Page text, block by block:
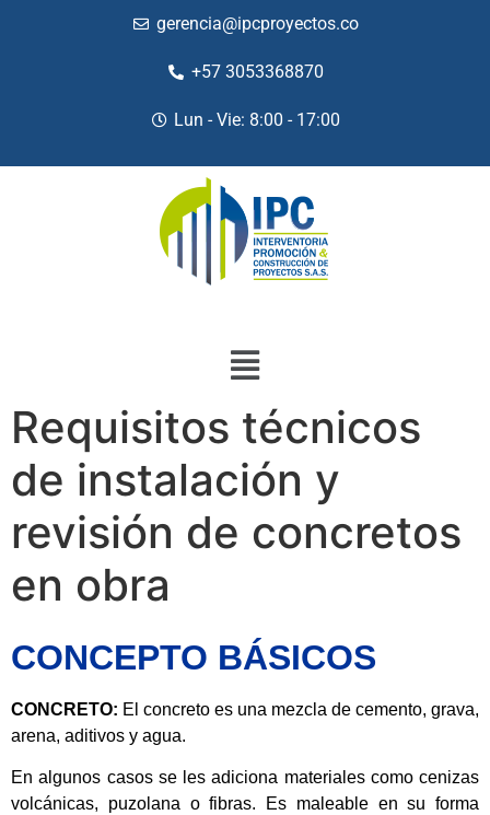
gerencia@ipcproyectos.co
+57 3053368870
Lun - Vie: 8:00 - 17:00
Requisitos técnicos
de instalación y
revisión de concretos
en obra
CONCEPTO BÁSICOS
CONCRETO: El concreto es una mezcla de cemento, grava,
arena, aditivos y agua.
En algunos casos se les adiciona materiales como cenizas
volcánicas, puzolana o fibras.
Es maleable en su forma